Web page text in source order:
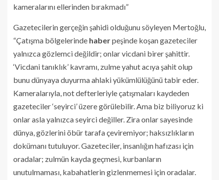
kameralarını ellerinden bırakmadı”
Gazetecilerin gerçeğin şahidi olduğunu söyleyen Mertoğlu,
“Çatışma bölgelerinde haberpeşinde koşan gazeteciler
yalnızca gözlemci değildir; onlar vicdani birer şahittir.
‘Vicdani tanıklık’ kavramı, zulme yahut acıya şahit olup
bunu dünyaya duyurma ahlaki yükümlülüğünü tabir eder.
Kameralarıyla, not defterleriyle çatışmaları kaydeden
gazeteciler ‘seyirci’ üzere görülebilir. Ama biz biliyoruz ki
onlar asla yalnızca seyirci değiller. Zira onlar sayesinde
dünya, gözlerini öbür tarafa çeviremiyor; haksızlıkların
dokümanı tutuluyor. Gazeteciler, insanlığın hafızası için
oradalar; zulmün kayda geçmesi, kurbanların
unutulmaması, kabahatlerin gizlenmemesi için oradalar.